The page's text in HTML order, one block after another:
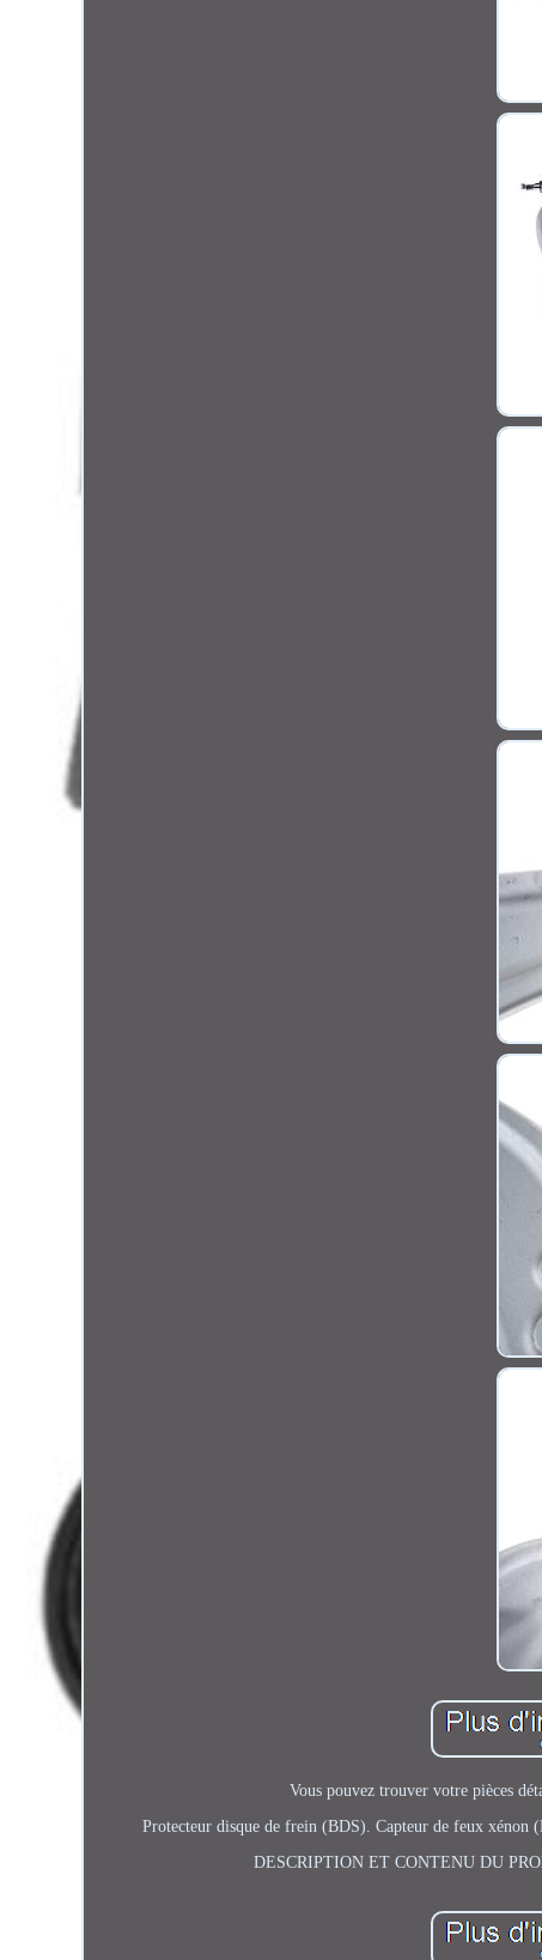
Vous pouvez trouver votre pièces
Protecteur disque de frein (BDS). Capteur de feux xénon
DESCRIPTION ET CONTENU DU